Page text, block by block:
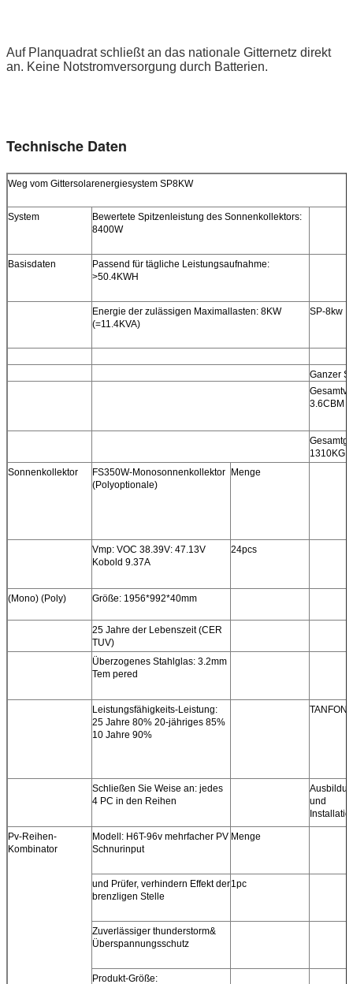
Auf Planquadrat schließt an das nationale Gitternetz direkt
an. Keine Notstromversorgung durch Batterien.
Technische Daten
Weg vom Gittersolarenergiesystem SP8KW
System
Bewertete Spitzenleistung des Sonnenkollektors:
8400W
Basisdaten
Passend für tägliche Leistungsaufnahme:
>50.4KWH
Energie der zulässigen Maximallasten: 8KW
(=11.4KVA)
SP-8kw
Ganzer
3.6CBM
1310KG
Sonnenkollektor
FS350W-Monosonnenkollektor
(Polyoptionale)
Menge
Vmp: VOC 38.39V: 47.13V
Kobold 9.37A
24pcs
(Mono) (Poly) Größe: 1956*992*40mm
25 Jahre der Lebenszeit (CER
TUV)
Überzogenes Stahlglas: 3.2mm
Tem pered
Leistungsfähigkeits-Leistung:
25 Jahre 80% 20-jähriges 85%
10 Jahre 90%
Schließen Sie Weise an: jedes
4 PC in den Reihen
und
Pv-Reihen-
Kombinator
Modell: H6T-96v mehrfacher PV
Schnurinput
Menge
und Prüfer, verhindern Effekt der
brenzligen Stelle
1pc
Zuverlässiger thunderstorm&
Überspannungsschutz
Produkt-Größe: